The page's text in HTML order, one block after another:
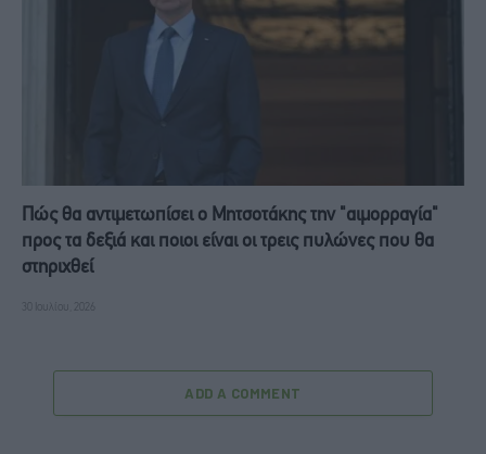
Πώς θα αντιμετωπίσει ο Μητσοτάκης την "αιμορραγία"
προς τα δεξιά και ποιοι είναι οι τρεις πυλώνες που θα
στηριχθεί
30 Ιουλίου, 2026
ADD A COMMENT